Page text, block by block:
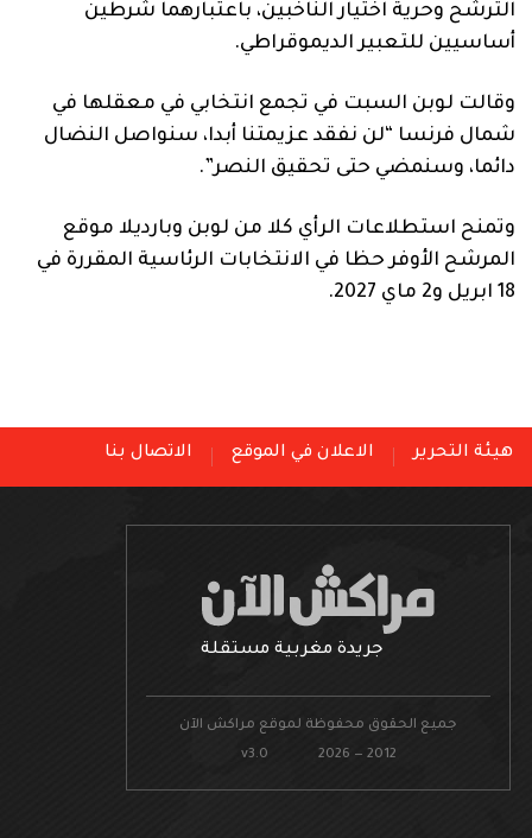
الترشح وحرية اختيار الناخبين، باعتبارهما شرطين
أساسيين للتعبير الديموقراطي.
وقالت لوبن السبت في تجمع انتخابي في معقلها في
شمال فرنسا “لن نفقد عزيمتنا أبدا، سنواصل النضال
دائما، وسنمضي حتى تحقيق النصر”.
وتمنح استطلاعات الرأي كلا من لوبن وبارديلا موقع
المرشح الأوفر حظا في الانتخابات الرئاسية المقررة في
18 ابريل و2 ماي 2027.
هيئة التحرير الاعلان في الموقع الاتصال بنا
جريدة مغربية مستقلة
جميع الحقوق محفوظة لموقع مراكش الآن
v3.0 2026 — 2012